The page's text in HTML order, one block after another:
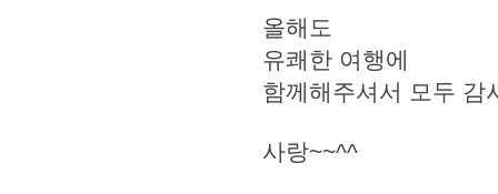
올해도
유쾌한 여행에
함께해주셔서 모두 감
사랑~~^^